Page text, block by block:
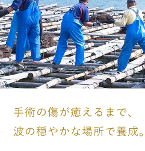
手術の傷が癒えるまで、
波の穏やかな場所で養成。